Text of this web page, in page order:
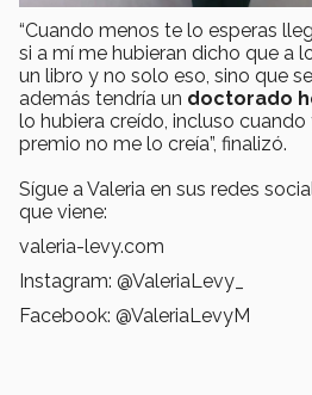
“Cuando menos te lo esperas
si a mí me hubieran dicho que a
un libro y no solo eso, sino que
además tendría un doctorado
lo hubiera creído, incluso
premio no me lo creía”, finalizó.
Sígue a Valeria en sus redes
que viene:
valeria-levy.com
Instagram: @ValeriaLevy_
Facebook: @ValeriaLevyM